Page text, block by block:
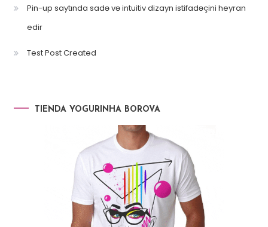
Pin-up saytında sadə və intuitiv dizayn istifadəçini heyran
edir
Test Post Created
TIENDA YOGURINHA BOROVA